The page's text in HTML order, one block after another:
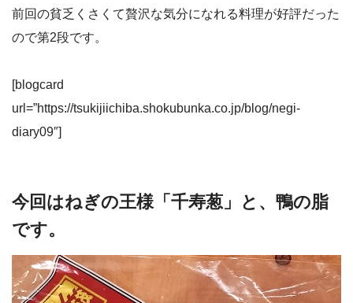
前回の貧乏くさくて贅沢な気分になれる料理が好評だった
ので第2段です。
[blogcard
url=”https://tsukijiichiba.shokubunka.co.jp/blog/negi-
diary09″]
今回はねぎの王様「千寿葱」と、鴨の脂
です。